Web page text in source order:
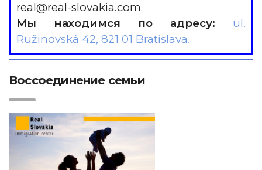
real@real-slovakia.com
Мы находимся по адресу: ul.
Ružinovská 42, 821 01 Bratislava.
Воссоединение семьи